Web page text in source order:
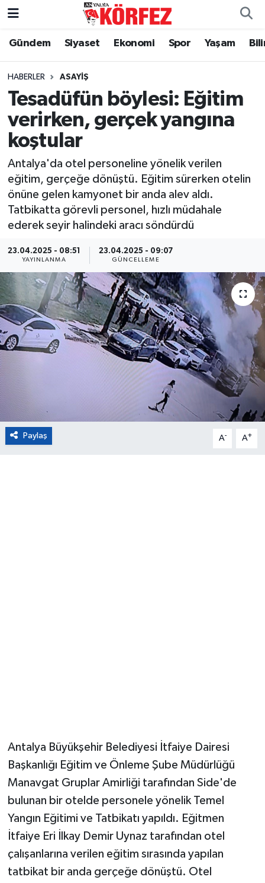
Gündem Siyaset Ekonomi Spor Yaşam
HABERLER ASAYIŞ
Tesadüfün böylesi: Eğitim
verirken, gerçek yangına
koştular
Antalya'da otel personeline yönelik verilen
eğitim, gerçeğe dönüştü. Eğitim sürerken otelin
önüne gelen kamyonet bir anda alev aldı.
Tatbikatta görevli personel, hızlı müdahale
ederek seyir halindeki aracı söndürdü
23.04.2025 - 08:51
YAYINLANMA
23.04.2025 - 09:07
GÜNCELLEME
Paylaş A- A+
Antalya Büyükşehir Belediyesi İtfaiye Dairesi
Başkanlığı Eğitim ve Önleme Şube Müdürlüğü
Manavgat Gruplar Amirliği tarafından Side'de
bulunan bir otelde personele yönelik Temel
Yangın Eğitimi ve Tatbikatı yapıldı. Eğitmen
İtfaiye Eri İlkay Demir Uynaz tarafından otel
çalışanlarına verilen eğitim sırasında yapılan
tatbikat bir anda gerçeğe dönüştü. Otel
Gündem
Siyaset
Yerel Yönetim
Ekonomi
Spor
Yaşam
Asayiş
Dünya
Eğitim
Sağlık
Magazin
Kültür ve Sanat
Nöbetçi Eczaneler
Hava Durumu
Trafik Durumu
Süper Lig Puan Durumu ve Fikstür
Tüm Manşetler
Son Dakika Haberleri
Haber Arşivi